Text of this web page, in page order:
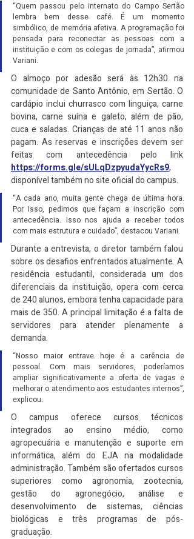
“Quem passou pelo internato do Campo Sertão
lembra bem desse café. É um momento
simbólico, de memória afetiva. A programação foi
pensada para reconectar as pessoas com a
instituição e com os colegas de jornada”, afirmou
Variani.
O almoço por adesão será às 12h30 na
comunidade de Santo Antônio, em Sertão. O
cardápio inclui churrasco com linguiça, carne
bovina, carne suína e galeto, além de pão,
cuca e saladas. Crianças de até 11 anos não
pagam. As reservas e inscrições devem ser
https://forms.gle/sULqDzpyudaYycRs9,
disponível também no site oficial do campus.
“A cada ano, muita gente chega de última hora.
Por isso, pedimos que façam a inscrição com
antecedência. Isso nos ajuda a receber todos
com mais estrutura e cuidado”, destacou Variani.
Durante a entrevista, o diretor também falou
sobre os desafios enfrentados atualmente. A
residência estudantil, considerada um dos
diferenciais da instituição, opera com cerca
de 240 alunos, embora tenha capacidade para
mais de 350. A principal limitação é a falta de
servidores para atender plenamente a
demanda.
“Nosso maior entrave hoje é a carência de
pessoal. Com mais servidores, poderíamos
ampliar significativamente a oferta de vagas e
melhorar o atendimento aos estudantes internos”,
explicou.
O campus oferece cursos técnicos
integrados ao ensino médio, como
agropecuária e manutenção e suporte em
informática, além do EJA na modalidade
administração. Também são ofertados cursos
superiores como agronomia, zootecnia,
gestão do agronegócio, análise e
desenvolvimento de sistemas, ciências
biológicas e três programas de pós-
graduação.